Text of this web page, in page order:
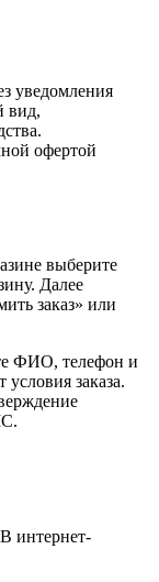
уведомления
вид,
офертой
выберите
Далее
заказ» или
ФИО, телефон и
заказа.
интернет-